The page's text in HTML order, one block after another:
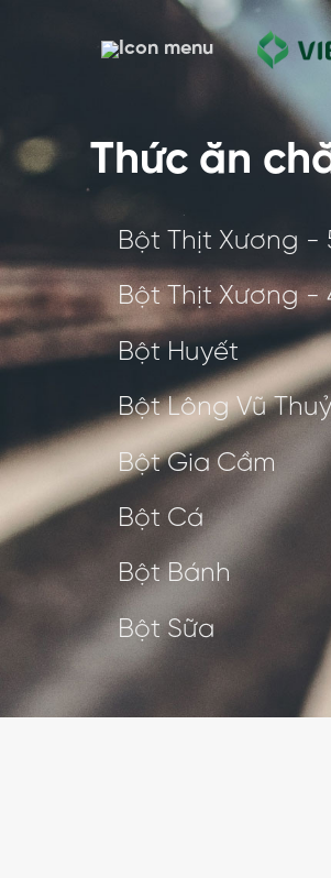
Thức ăn
Bột Thịt Xương -
Bột Thịt Xương -
Bột Huyết
Bột Lông Vũ
Bột Gia Cầm
Bột Cá
Bột Bánh
Bột Sữa